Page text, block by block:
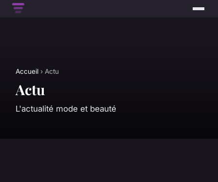
Accueil › Actu
Actu
L'actualité mode et beauté